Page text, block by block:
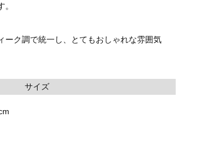
ーク調で統一し、とてもおしゃれな雰囲気
サイズ